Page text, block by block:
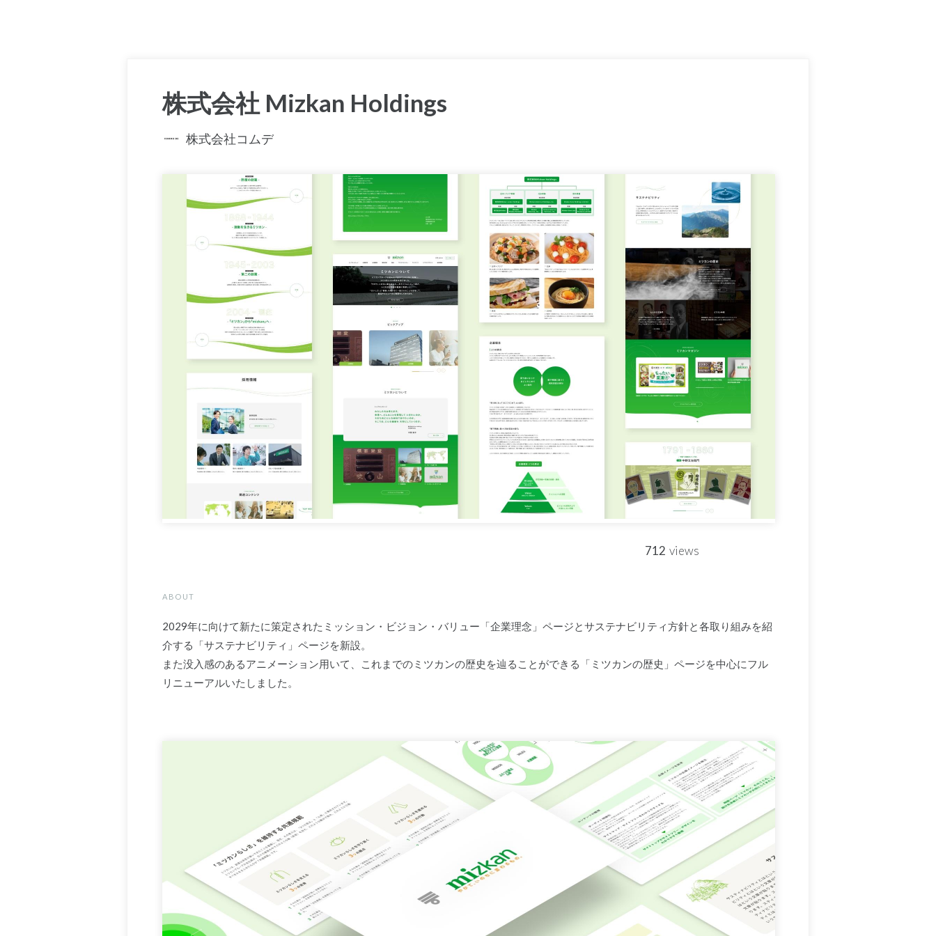
株式会社 Mizkan Holdings
株式会社コムデ
712 views
ABOUT
2029年に向けて新たに策定されたミッション・ビジョン・バリュー「企業理念」ページとサステナビリティ方針と各取り組みを紹
介する「サステナビリティ」ページを新設。
また没入感のあるアニメーション用いて、これまでのミツカンの歴史を辿ることができる「ミツカンの歴史」ページを中心にフル
リニューアルいたしました。